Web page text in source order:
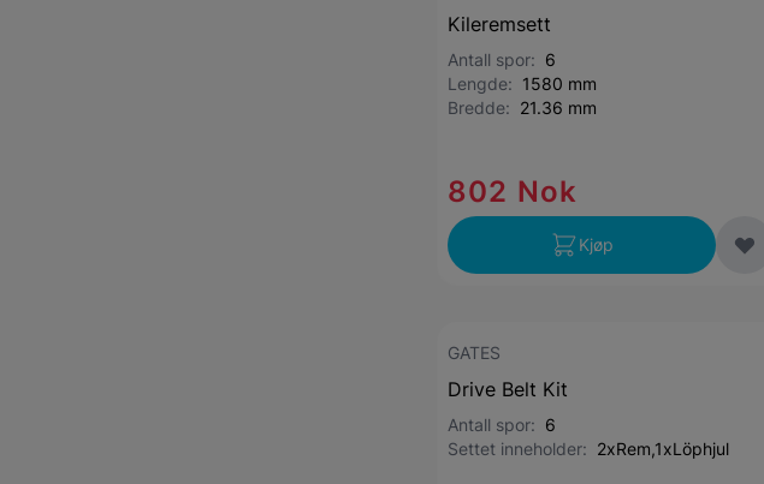
Kileremsett
Antall spor: 6
Lengde: 1580 mm
Bredde: 21.36 mm
802 Nok
Kjøp
GATES
Drive Belt Kit
Antall spor: 6
Settet inneholder: 2xRem,1xLöphjul